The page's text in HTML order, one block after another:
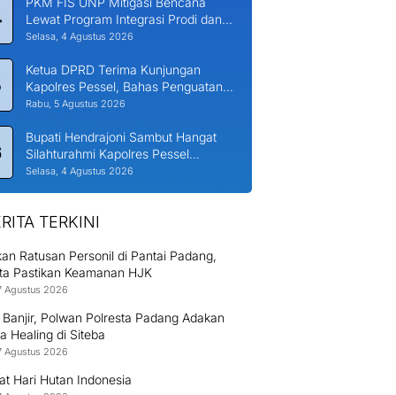
Lewat Program Integrasi Prodi dan
Nagari di Padang Laweh Malalo
Selasa, 4 Agustus 2026
Ketua DPRD Terima Kunjungan
Kapolres Pessel, Bahas Penguatan
Kerjasama Hankamtibmas
Rabu, 5 Agustus 2026
Bupati Hendrajoni Sambut Hangat
Silahturahmi Kapolres Pessel
Bersama PJU
Selasa, 4 Agustus 2026
TERKINI
Ratusan Personil di Pantai Padang,
Pastikan Keamanan HJK
Agustus 2026
Polwan Polresta Padang Adakan
Healing di Siteba
Agustus 2026
Hari Hutan Indonesia